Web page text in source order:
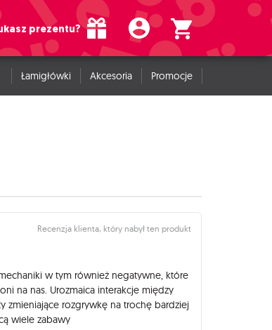
prezentu?
Łamigłówki Akcesoria Promocje
Recenzja klienta, który nabył ten produkt
w tym również negatywne, które
na nas. Urozmaica interakcje między
zmieniające rozgrywkę na trochę bardziej
wiele zabawy